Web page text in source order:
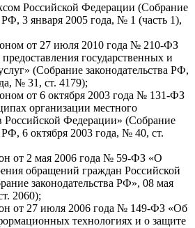
Российской Федерации (Собрание
РФ, 3 января 2005 года, № 1 (часть 1),
от 27 июля 2010 года № 210-ФЗ
государственных и
(Собрание законодательства РФ,
№ 31, ст. 4179);
от 6 октября 2003 года № 131-ФЗ
организации местного
Российской Федерации» (Собрание
РФ, 6 октября 2003 года, № 40, ст.
от 2 мая 2006 года № 59-ФЗ «О
обращений граждан Российской
законодательства РФ», 08 мая
2060);
от 27 июля 2006 года № 149-ФЗ «Об
технологиях и о защите